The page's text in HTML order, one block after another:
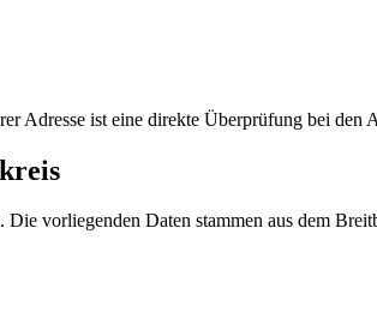
Adresse ist eine direkte Überprüfung bei den
vorliegenden Daten stammen aus dem